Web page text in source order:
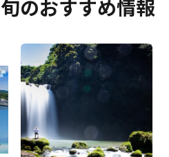
旬のおすすめ情報